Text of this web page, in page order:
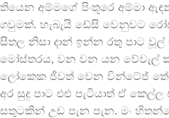
තියෙන අම්මගේ පිංතූරෙ අම්මා
ගවුමක්. හැබැයි ඩේසි වෙනුවට
සීතල නිසා දාන් ඉන්න රතු පාට
මෝස්තරය, වන වන යන වේවැල්
ලෝකෙක ජීවත් වෙන වින්ටේජ්
අර සුදු පාට එළු පැටියාත් ඒ
සතුටකින් උඩ පැන පැන. මං